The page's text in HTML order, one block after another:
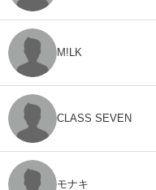
M!LK
CLASS SEVEN
モナキ